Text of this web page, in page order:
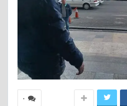
۰